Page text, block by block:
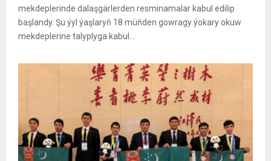
mekdeplerinde dalaşgärlerden resminamalar kabul edilip
başlandy. Şu ýyl ýaşlaryň 18 müňden gowragy ýokary okuw
mekdeplerine talyplyga kabul...